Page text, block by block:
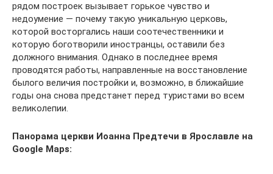
рядом построек вызывает горькое чувство и
недоумение — почему такую уникальную церковь,
которой восторгались наши соотечественники и
которую боготворили иностранцы, оставили без
должного внимания. Однако в последнее время
проводятся работы, направленные на восстановление
былого величия постройки и, возможно, в ближайшие
годы она снова предстанет перед туристами во всем
великолепии.
Панорама церкви Иоанна Предтечи в Ярославле на
Google Maps: